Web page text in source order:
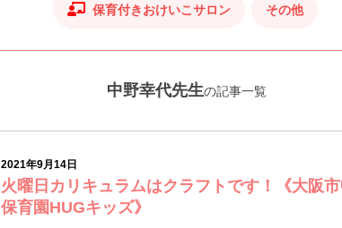
保育付きおけいこサロン その他
中野幸代先生の記事一覧
2021年9月14日
火曜日カリキュラムはクラフトです！《大阪
保育園HUGキッズ》